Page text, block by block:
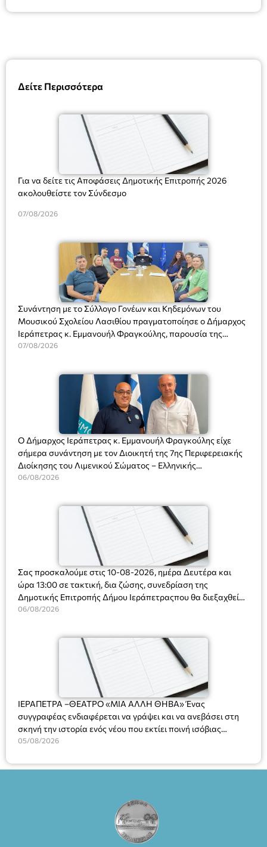
Δείτε Περισσότερα
Για να δείτε τις Αποφάσεις Δημοτικής Επιτροπής 2026
ακολουθείστε τον Σύνδεσμο
07/08/2026
Συνάντηση με το Σύλλογο Γονέων και Κηδεμόνων του
Μουσικού Σχολείου Λασιθίου πραγματοποίησε ο Δήμαρχος
Ιεράπετρας κ. Εμμανουήλ Φραγκούλης, παρουσία της
Διευθύντριας του σχολείου κας Μαριάννας Χαΐτα.
07/08/2026
Ο Δήμαρχος Ιεράπετρας κ. Εμμανουήλ Φραγκούλης είχε
σήμερα συνάντηση με τον Διοικητή της 7ης Περιφερειακής
Διοίκησης του Λιμενικού Σώματος – Ελληνικής
Ακτοφυλακής (Λ.Σ.-ΕΛ.ΑΚΤ.), Αρχιπλοίαρχο Λ.Σ. κ. Ιωάννη
06/08/2026
Σας προσκαλούμε στις 10-08-2026, ημέρα Δευτέρα και
ώρα 13:00 σε τακτική, δια ζώσης, συνεδρίαση της
Δημοτικής Επιτροπής Δήμου Ιεράπετραςπου θα διεξαχθεί
στο Δημοτικό Κατάστημα, Δημοκρατίας 31 στην αίθουσα
και λήψη αποφάσεων στα παρακάτω θέματα:
06/08/2026
ΙΕΡΑΠΕΤΡΑ –ΘΕΑΤΡΟ «ΜΙΑ ΑΛΛΗ ΘΗΒΑ» Ένας
συγγραφέας ενδιαφέρεται να γράψει και να ανεβάσει στη
σκηνή την ιστορία ενός νέου που εκτίει ποινή ισόβιας
κάθειρξης για πατροκτονία. Ένα πολυβραβευμένο έργο για
ασθένεια, τον ερωτισμό. Ένα έργο αινιγματικό, συγκινητικό,
έργο, ενώ η παράσταση έχει καθιερωθεί ως σημαντικό
θεατρικό γεγονός χάρη στις εξαιρετικές ερμηνείες του
Θάνου Λέκκα στον ρόλο του Συγγραφέα και του Δημήτρη
Καπουράνη, νικητή του βραβείου Δημήτρης Χορν 2022-
05/08/2026